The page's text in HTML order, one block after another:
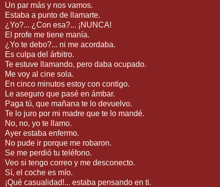
Un par más y nos vamos.
Estaba a punto de llamarte.
¿Yo?... ¿Con esa?... ¡NUNCA!
El profe me tiene manía.
¿Yo te debo?... ni me acordaba.
Es culpa del árbitro.
Te estuve llamando, pero daba ocupado.
Me voy al cine sola.
En cinco minutos estoy con contigo.
Le aseguro que pasé en ámbar.
Paga tú, que mañana te lo devuelvo.
Te lo juro por mi madre que te lo mandé.
No, no, yo te llamo.
Ayer estaba enfermo.
No pude ir porque me robaron.
Se me perdió tu teléfono.
Veo si tengo correo y me desconecto.
Sí, el coche es mío.
¡Qué casualidad!... estaba pensando en ti.